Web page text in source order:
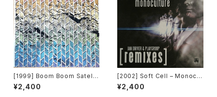
[1999] Boom Boom Satellit
es – On The Painted Deser
t - Rampant Colors [R & S
¥2,400
[2002] Soft Cell – Monocul
ture (Jan Driver & Playgrou
p Remixes) [3 Lanka]
¥2,400